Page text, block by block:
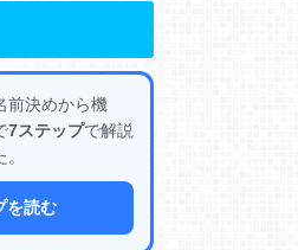
前決めから機
7ステップで解説
を読む